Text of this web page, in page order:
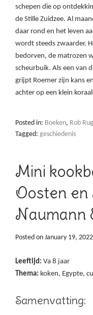
schepen die op
de Stille Zuidzee. Al
daar rond en het leven
wordt steeds zwaarder.
bedorven, de matrozen
scheurbuik. Als een van
grijpt Roemer zijn kans
achter op een klein
Posted in: Boeken, Rob
Tagged: geschiedenis
Mini
Oosten
Naumann
Posted on January 19, 2022
Leeftijd: Va 8 jaar
Thema: koken, Egypte,
Samenvatting: